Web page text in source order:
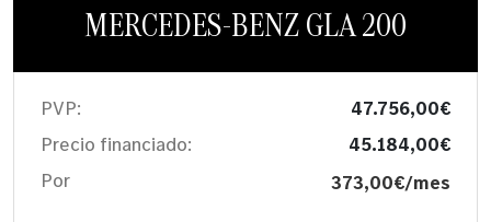
MERCEDES-BENZ GLA 200
PVP:
47.756,00€
Precio financiado:
45.184,00€
Por
373,00€/mes